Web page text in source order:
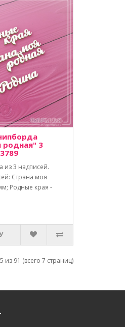
родная" 3
из 3 надписей.
Страна моя
Родные края -
из 91 (всего 7 страниц)